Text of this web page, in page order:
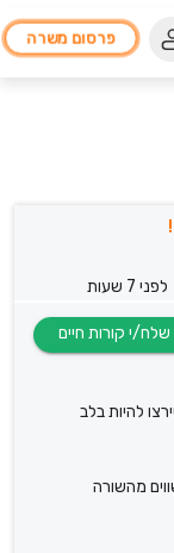
פרסום משרה
לפני 7 שעות
להיות בלב
שווים מהשורה